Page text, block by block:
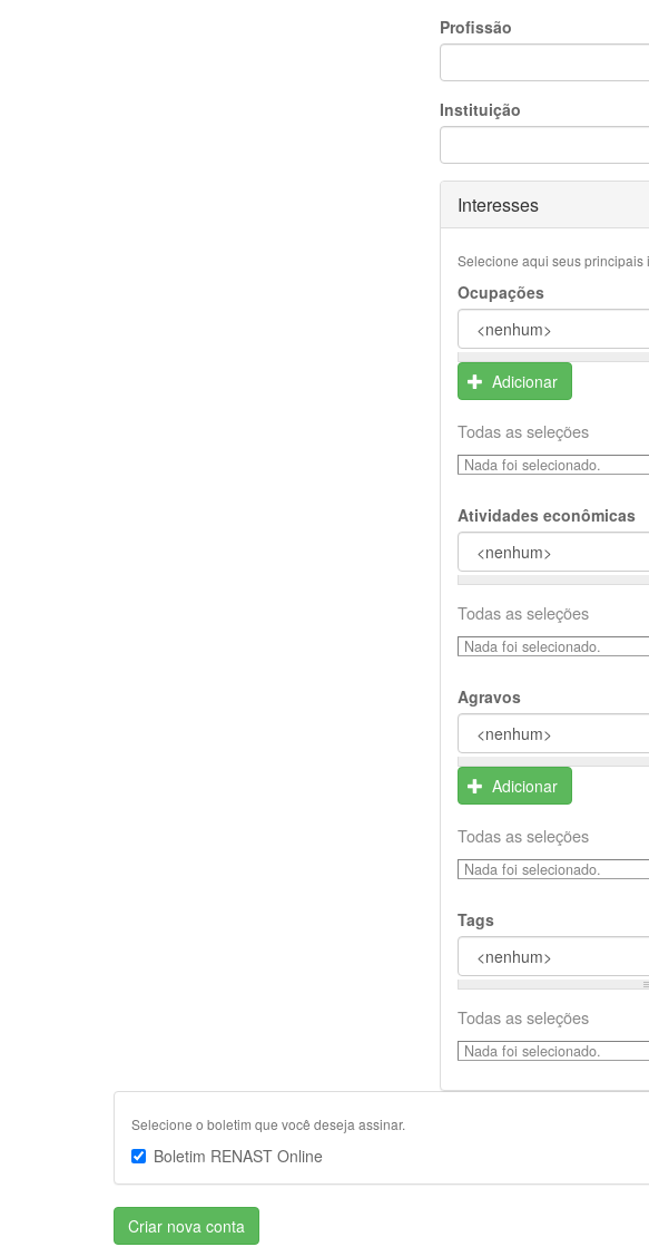
Profissão
Instituição
Ocultar
Interesses
Selecione aqui seus principais
Ocupações
Adicionar
Todas as seleções
Nada foi selecionado.
Atividades econômicas
Todas as seleções
Nada foi selecionado.
Agravos
Adicionar
Todas as seleções
Nada foi selecionado.
Tags
Todas as seleções
Nada foi selecionado.
Selecione o boletim que você deseja assinar.
Boletim RENAST Online
Criar nova conta